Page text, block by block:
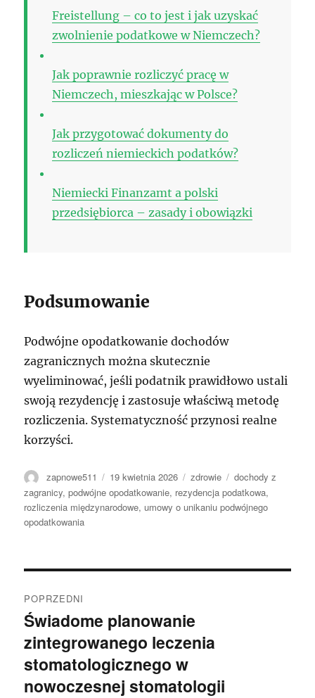
Freistellung – co to jest i jak uzyskać
zwolnienie podatkowe w Niemczech?
Jak poprawnie rozliczyć pracę w
Niemczech, mieszkając w Polsce?
Jak przygotować dokumenty do
rozliczeń niemieckich podatków?
Niemiecki Finanzamt a polski
przedsiębiorca – zasady i obowiązki
Podsumowanie
Podwójne opodatkowanie dochodów
zagranicznych można skutecznie
wyeliminować, jeśli podatnik prawidłowo ustali
swoją rezydencję i zastosuje właściwą metodę
rozliczenia. Systematyczność przynosi realne
korzyści.
Autor
zapnowe511
Data
publikacji
19 kwietnia 2026 Kategorie
zdrowie Tagi
dochody z
zagranicy,podwójne opodatkowanie, rezydencja podatkowa,
rozliczenia międzynarodowe, umowy o unikaniu podwójnego
opodatkowania
wpisu
POPRZEDNI
Poprzedni
wpis:
Świadome planowanie
zintegrowanego leczenia
stomatologicznego w
nowoczesnej stomatologii